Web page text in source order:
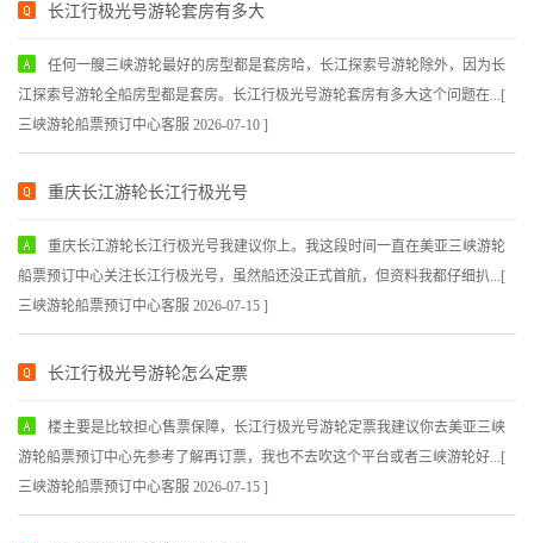
长江行极光号游轮套房有多大
任何一艘三峡游轮最好的房型都是套房哈，长江探索号游轮除外，因为长
江探索号游轮全船房型都是套房。长江行极光号游轮套房有多大这个问题在...[
三峡游轮船票预订中心客服 2026-07-10 ]
重庆长江游轮长江行极光号
重庆长江游轮长江行极光号我建议你上。我这段时间一直在美亚三峡游轮
船票预订中心关注长江行极光号，虽然船还没正式首航，但资料我都仔细扒...[
三峡游轮船票预订中心客服 2026-07-15 ]
长江行极光号游轮怎么定票
楼主要是比较担心售票保障，长江行极光号游轮定票我建议你去美亚三峡
游轮船票预订中心先参考了解再订票，我也不去吹这个平台或者三峡游轮好...[
三峡游轮船票预订中心客服 2026-07-15 ]